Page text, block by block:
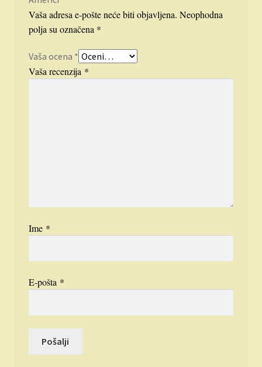
Vaša adresa e-pošte neće biti objavljena. Neophodna
polja su označena *
Vaša ocena *
Vaša recenzija *
Ime *
E-pošta *